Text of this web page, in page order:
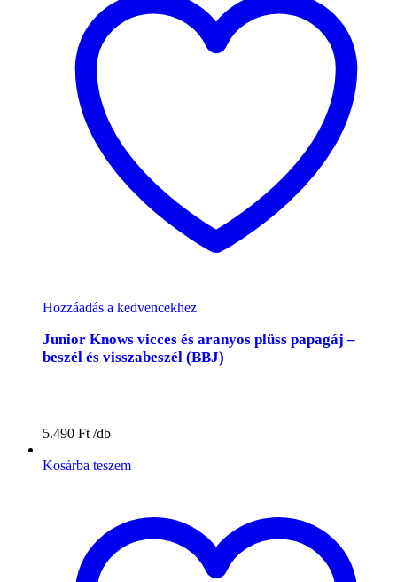
Hozzáadás a kedvencekhez
Junior Knows vicces és aranyos plüss papagáj –
beszél és visszabeszél (BBJ)
5.490 Ft
Kosárba teszem